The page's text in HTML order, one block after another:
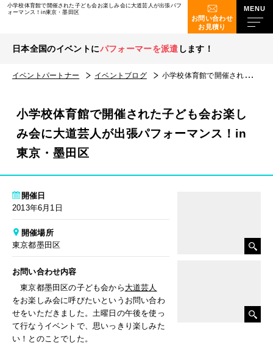
小学校体育館で開催された子ども会お楽しみ会に大道芸人が出張パフ
ォーマンス！in東京・墨田区
お問い合わせ
お見積り
日本全国のイベントにパフォーマーを派遣 します！
イベントパートナー イベントブログ 小学校体育館で開催された子ども会お楽しみ会に大道芸人が出張パフォーマンス！in東京・墨田区
小学校体育館で開催された子ども会お楽し
み会に大道芸人が出張パフォーマンス！in
東京・墨田区
開催日
2013年6月1日
開催場所
東京都墨田区
お問い合わせ内容
東京都墨田区の子ども会から 大道芸人
をお楽しみ会に呼びたいというお問い合わ
せをいただきました。土曜日の午後を使っ
て行なうイベントで、思いっきり楽しみた
い！とのことでした。